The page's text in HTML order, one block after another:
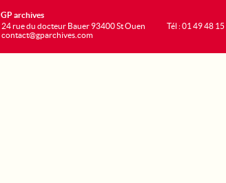
GP archives
24 rue du docteur Bauer 93400 St Ouen
contact@gparchives.com
Tél : 01 49 48 15